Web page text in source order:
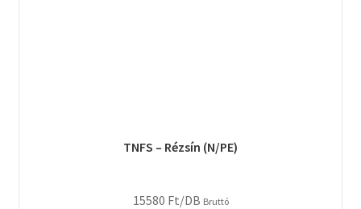
TNFS – Rézsín (N/PE)
15580 Ft/DB Bruttó